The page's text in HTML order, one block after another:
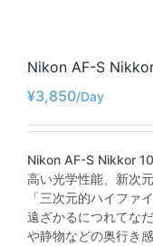
Nikon AF-S
¥3,850
Nikon AF-S Nikkor
高い光学性能、新次
「三次元的ハイファ
遠ざかるにつれてな
や静物などの奥行き